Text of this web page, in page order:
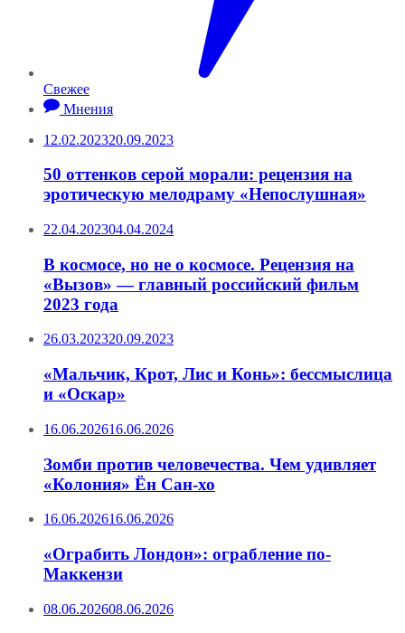
Свежее
Мнения
12.02.202320.09.2023
50 оттенков серой морали: рецензия на
эротическую мелодраму «Непослушная»
22.04.202304.04.2024
В космосе, но не о космосе. Рецензия на
«Вызов» — главный российский фильм
2023 года
26.03.202320.09.2023
«Мальчик, Крот, Лис и Конь»: бессмыслица
и «Оскар»
16.06.202616.06.2026
Зомби против человечества. Чем удивляет
«Колония» Ён Сан-хо
16.06.202616.06.2026
«Ограбить Лондон»: ограбление по-
Маккензи
08.06.202608.06.2026